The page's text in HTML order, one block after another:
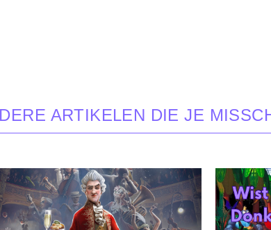
ARTIKELEN DIE JE